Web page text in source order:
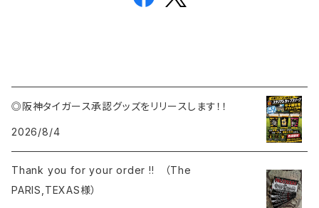
◎阪神タイガース承認グッズをリリースします！！
2026/8/4
Thank you for your order !! （The
PARIS,TEXAS様）